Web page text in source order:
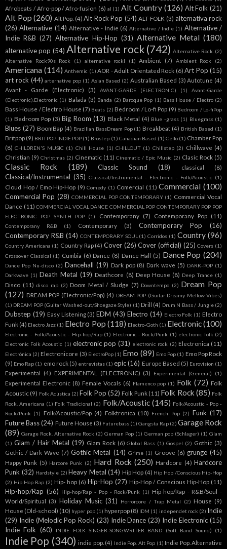
Afrobeats / Afro-pop / Afro-fusion (6) al (1) Alt Country (126) Alt Folk (21)
Alt Pop (260) Alt Pop. (4) Alt Rock Pop (54) ALT-FOLK (3) alternativa rock
(26) Alternative (14) Alternative - Indie (6) Alternative / Indie (1) Alternative /
Indie R&B (27) Alternative Hip-Hop (31) Alternative Metal (180)
alternative pop (54) Alternative rock (742) Alternative Rock. (2)
Alternative Rock90s Rock
(1) alternative rockl (1) Ambient (7) Ambient Rock (2)
Americana (114) Anthemic (1) AOR - Adult Orientated Rock (6) Art Pop (15)
art rock (44) arternative pop (1) Asian Based (2) Australian Based (3) Autotune (4)
Avant - Garde (Electronic)
(3) AVANT-GARDE (ELECTRONIC) (1)
Avant-Garde
(Electronic).Electronic (1) Balada (3) Banda (2) Baroque Pop (1) Bass House / Electro (2)
Bass House / Electro House (7) Beats (2) Bedroom / Lo-fi Pop (9) Bedroom / Lo-fiPop
(1) Bedroom Pop (3) Big Room (13) Black Metal (4) Blue -grass (1) Bluegrass (1)
Blues (27) BoomBap (4) Brazilian BassDream Pop (1) Breakbeat (4) British Based (1)
Britpop (9) BRITPOP INDIE POP (1) Brostep (1) Canadian Based (1) Cello (1) Chamber Pop
(8) CHILDREN'S MUSIC (1) Chill House (1) CHILLOUT (1) Chillstep (2) Chillwave (4)
Christian (9) Christmas (2) Cinematic (11) Cinematic / Epic Music (2) Clasic Rock (5)
Classic Rock (189) Classic Sound (18) classical (8)
Classical/Instrumental (35) Classical/Instrumental - Electronic - Folk/Acoustic (1)
Cloud Hop / Emo Hip-Hop (9) Comedy (1) Comercial (11) Commercial (100)
Commercial Pop (28) COMMERCIAL POP CONTEMPORARY (1) Commercial Vocal
Dance (11) COMMERCIAL VOCAL DANCE COMMERCIAL POP CONTEMPORARY POP POP
ELECTRONIC POP SYNTH POP
(1) Contemporany (7) Contemporany Pop (11)
Contemporany R&B (1) Contemporary (3) Contemporary Pop
(16)
Contemporary R&B (14) CONTEMPORARY SOUL (1) Corridos (1) Country (96)
Country Americana (1) Country Rap (4) Cover (26) Cover (official) (25) Covers (1)
Crossover Classical (1) Cumbia (6) Dance (8) Dance Hall (5) Dance Pop (204)
Dance Pop Nu-disco (2) Dancehall (19) Dark pop (8) Dark wave (5) DARK-POP (1)
Darkwave (1) Death Metal (19) Deathcore (8) Deep House (8) Deep Trance (1)
Disco (11) disco rap (2) Doom Metal / Sludge (7) Downtempo (2) Dream Pop
(127) DREAM POP (Electronic/Pop) (4) DREAM POP (Guitar Dreamy Mellow Vibes)
(1) DREAM POP (Guitar Washed-out/Shoegaze Style) (1) Drill (4) Drum N Bass / Jungle (2)
Dubstep (19) Easy Listening (3) EDM (43) Electro (14) Electro Folk (1) Electro
Funk (4) Electro Jazz (1) Electro Pop (118) Electro-Goth (1) Electronic(100)
Electronic - Folk/Acoustic - Hip-hop/Rap (1) Electronic - Rock/Punk (1) electronic folk (2)
Electronic Folk Acoustic (1) electronic pop (31) electronic rock (2) Electronica (11)
Electrónica (2) Electronicore (3) ElectroPop (1) Emo (89) Emo Pop (1) Emo Pop Rock
(9) Emo Rap (1) emo rock (5) entrevistas (1) epic (16) Europe Based (5) Eurovision (1)
Experimental (4) EXPERIMENTAL (ELECTRONIC) (3) Experimental (General) (1)
Experimental Electronic (8) Female Vocals (6) Flamenco pop (1) Folk (72) Folk
Acoustic (9) Folk Acústica (2) Folk Pop (52) Folk Punk (11) Folk Rock (85) Folk
Rock. Americana (1) Folk Tradicional (2) Folk/Acoustic (145) Folk/Acoustic - Pop -
Rock/Punk (1) Folk/Acoustic/Pop (4) Folktronica (10) French Pop (2) Funk (17)
Future Bass (24) Future House (3) Futurebass (1) Gangsta Rap (2) Garage Rock
(89) Garage Rock. Alternative Rock (2) German Pop (1) German pop (Schlager) (1) Glam
(1) Glam / Hair Metal (19) Glam Rock (6) Global Bass (1) Gospel (2) Gothic (3)
Gothic / Dark Wave (7) Gothic Metal (14) Grime (1) Groove (6) grunge (45)
Happy Punk (5) Harcore Punk (2) Hard Rock (250) Hardcore (4) Hardcore
Punk (32) Hardstyle (2) Heavy Metal (14) Hip Hop (4) Hip Hop /Conscious Hip-Hop
(2) Hip Hop Rap (2) Hip- hop (6) Hip-Hop (27) Hip-Hop / Conscious Hip-Hop (11)
Hip-hop/Rap (56) Hip-hop/Rap - Pop - Rock/Punk (1) Hip-hop/Rap - R&B/Soul -
World/Spiritual (3) Holiday Music (31) Horrorcore / Trap Metal (2) House (9)
House (Old-school) (10) hyper pop (1) hyperpop (8) IDM (1) independet rock (2) Indie
(29) Indie (Melodic Pop Rock) (23) Indie Dance (23) Indie Electronic (15)
Indie Folk (60) INDIE FOLK SINGER-SONGWRITER BAND (Soft Band Sound) (1)
Indie Pop (340) indie pop. (4) Indie Pop. Alt Pop (1) Indie Pop. Alternative